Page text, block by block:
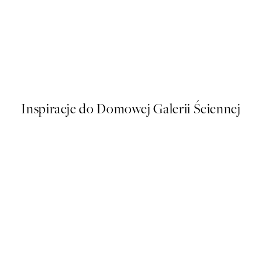
Inspiracje do Domowej Galerii Ściennej